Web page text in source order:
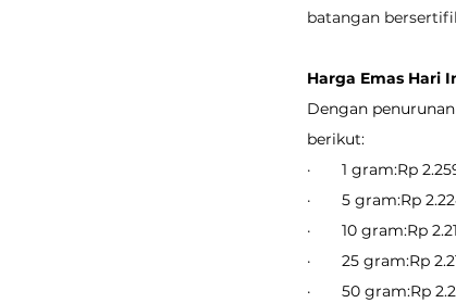
batangan
Harga Emas Hari
Dengan
berikut:
·       1 gram:Rp
·       5 gram:Rp
·       10 gram:Rp
·       25 gram:Rp
·       50 gram:Rp